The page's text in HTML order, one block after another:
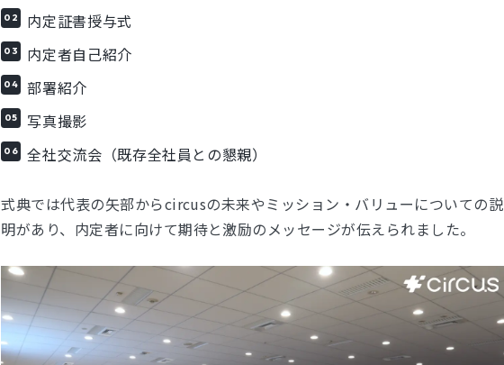
内定証書授与式
内定者自己紹介
部署紹介
写真撮影
全社交流会（既存全社員との懇親）
式典では代表の矢部からcircusの未来やミッション・バリューについての説
明があり、内定者に向けて期待と激励のメッセージが伝えられました。